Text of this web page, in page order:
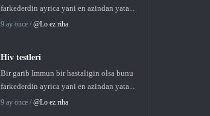
farkederdin ayrica yani en azindan yata...
9 ay önce / @Lo ez riha
Hiv testleri
Bir garib Immun bir hastaligin olsa bunu
farkederdin ayrica yani en azindan yata...
9 ay önce / @Lo ez riha